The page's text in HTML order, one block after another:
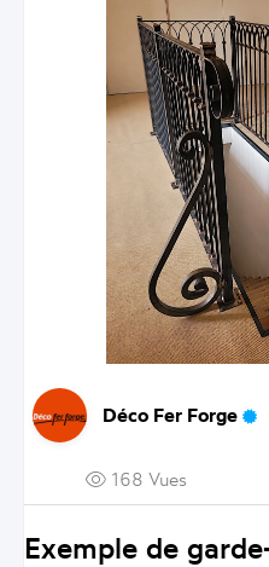
Déco Fer Forge
168 Vues
Exemple de